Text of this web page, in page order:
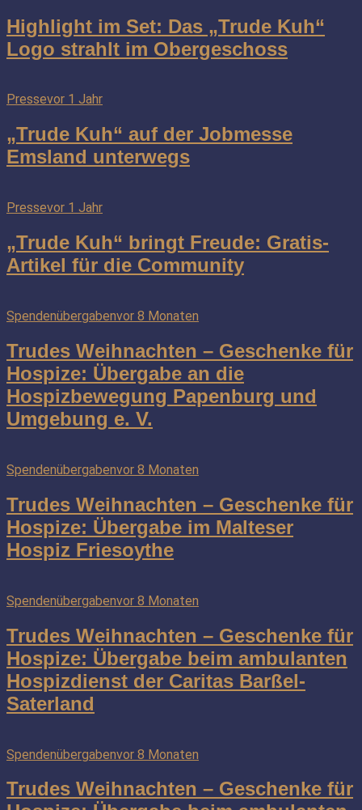
Highlight im Set: Das „Trude Kuh“
Logo strahlt im Obergeschoss
Pressevor 1 Jahr
„Trude Kuh“ auf der Jobmesse
Emsland unterwegs
Pressevor 1 Jahr
„Trude Kuh“ bringt Freude: Gratis-
Artikel für die Community
Spendenübergabenvor 8 Monaten
Trudes Weihnachten – Geschenke für
Hospize: Übergabe an die
Hospizbewegung Papenburg und
Umgebung e. V.
Spendenübergabenvor 8 Monaten
Trudes Weihnachten – Geschenke für
Hospize: Übergabe im Malteser
Hospiz Friesoythe
Spendenübergabenvor 8 Monaten
Trudes Weihnachten – Geschenke für
Hospize: Übergabe beim ambulanten
Hospizdienst der Caritas Barßel-
Saterland
Spendenübergabenvor 8 Monaten
Trudes Weihnachten – Geschenke für